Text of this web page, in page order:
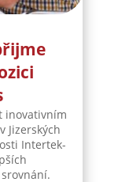
inovativním
Jizerských
Intertek-